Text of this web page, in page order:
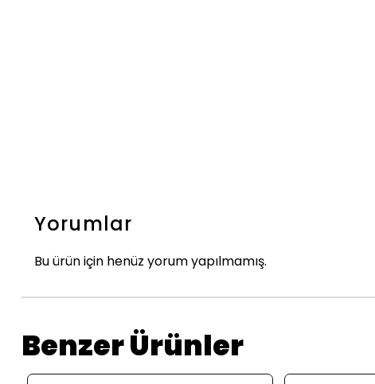
Yorumlar
Bu ürün için henüz yorum yapılmamış.
Benzer Ürünler